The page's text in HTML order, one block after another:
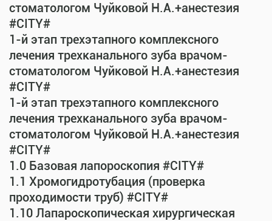
стоматологом Чуйковой Н.А.+анестезия
#CITY#
1-й этап трехэтапного комплексного
лечения трехканального зуба врачом-
стоматологом Чуйковой Н.А.+анестезия
#CITY#
1-й этап трехэтапного комплексного
лечения трехканального зуба врачом-
стоматологом Чуйковой Н.А.+анестезия
#CITY#
1.0 Базовая лапороскопия #CITY#
1.1 Хромогидротубация (проверка
проходимости труб) #CITY#
1.10 Лапароскопическая хирургическая